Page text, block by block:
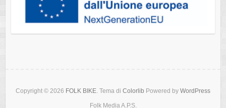
Copyright © 2026 FOLK BIKE. Tema di Colorlib Powered by WordPress
Folk Media A.P.S.